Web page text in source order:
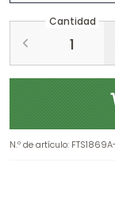
Cantidad
N.º de artículo: